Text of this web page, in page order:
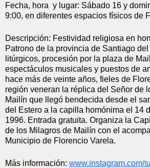
Fecha, hora  y lugar: Sábado 16 y
9:00, en diferentes espacios físicos de
Descripción: Festividad religiosa en
Patrono de la provincia de Santiago
litúrgicos, procesión por la plaza de
espectáculos musicales y puestos de
hace más de veinte años, fieles de
región veneran la réplica del Señor de
Mailín que llegó bendecida desde el
del Estero a la capilla homónima el 14
1996. Entrada gratuita. Organiza la
de los Milagros de Mailín con el
Municipio de Florencio Varela.
Más información: www.instagram.com/